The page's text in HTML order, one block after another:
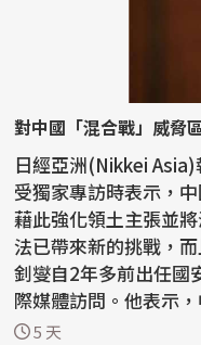
日經亞洲(Nikkei
受獨家專訪時表示，
藉此強化領土主張並
法已帶來新的挑戰，而且
釗燮自2年多前出任國
際媒體訪問。他表示
區...5 天